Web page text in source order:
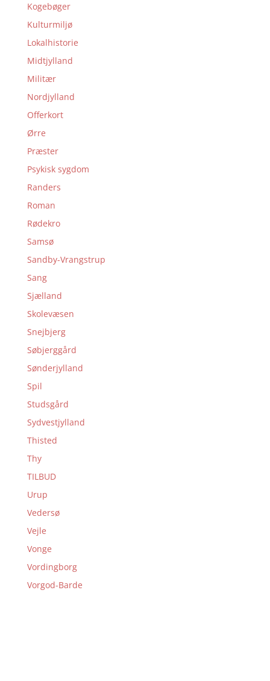
Kogebøger
Kulturmiljø
Lokalhistorie
Midtjylland
Militær
Nordjylland
Offerkort
Ørre
Præster
Psykisk sygdom
Randers
Roman
Rødekro
Samsø
Sandby-Vrangstrup
Sang
Sjælland
Skolevæsen
Snejbjerg
Søbjerggård
Sønderjylland
Spil
Studsgård
Sydvestjylland
Thisted
Thy
TILBUD
Urup
Vedersø
Vejle
Vonge
Vordingborg
Vorgod-Barde